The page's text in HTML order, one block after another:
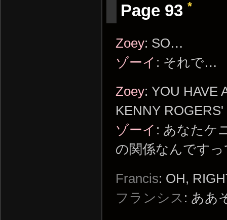
Page 93 *
Zoey: SO…
ゾーイ : それで…
Zoey: YOU HAVE
KENNY
ゾーイ : あなたケ
の関係なんですっ
Francis: OH,
フランシス : ああ